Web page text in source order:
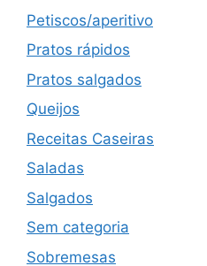
Petiscos/aperitivo
Pratos rápidos
Pratos salgados
Queijos
Receitas Caseiras
Saladas
Salgados
Sem categoria
Sobremesas